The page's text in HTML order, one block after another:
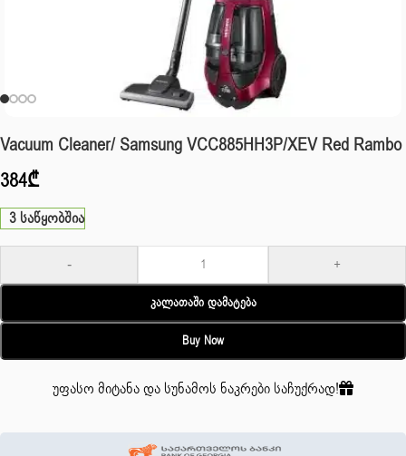
Vacuum Cleaner/ Samsung VCC885HH3P/XEV Red Rambo
384₾
3 საწყობშია
- +
Კალათაში Დამატება
Buy Now
უფასო მიტანა და სუნამოს ნაკრები საჩუქრად!